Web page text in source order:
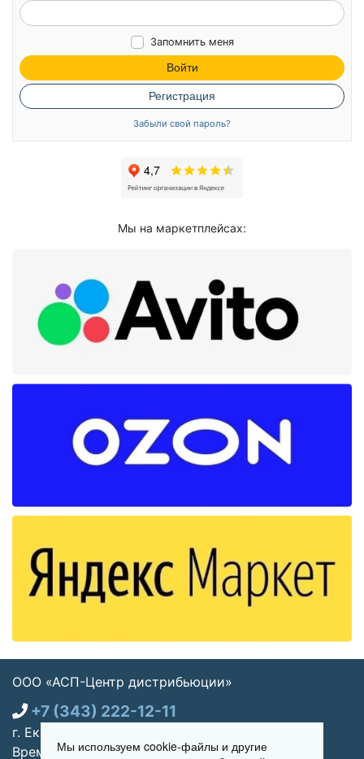
Запомнить меня
Войти
Регистрация
Забыли свой пароль?
Мы на маркетплейсах:
ООО «АСП-Центр дистрибьюции»
+7 (343) 222-12-11
г. Екатеринбург, ул. Щорса 7, офис 270
Время работы: Пн-пт 09:00 - 18:00
Мы используем cookie-файлы и другие